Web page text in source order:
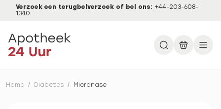
Verzoek een terugbelverzoek of bel ons: +44-203-608-
1340
Home / Diabetes / Micronase